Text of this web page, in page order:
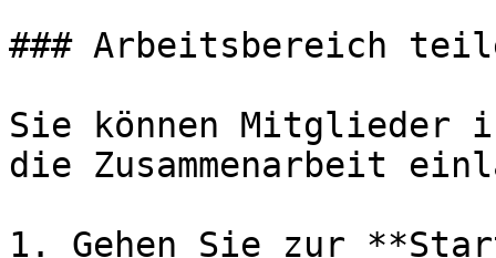
### Arbeitsbereich
Sie können Mitglieder
die Zusammenarbeit
1. Gehen Sie zur